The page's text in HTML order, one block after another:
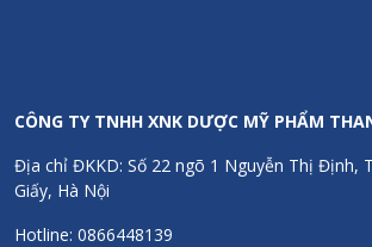
CÔNG TY TNHH XNK DƯỢC MỸ PHẨM
Địa chỉ ĐKKD: Số 22 ngõ 1 Nguyễn Thị Định,
Giấy, Hà Nội
Hotline: 0866448139